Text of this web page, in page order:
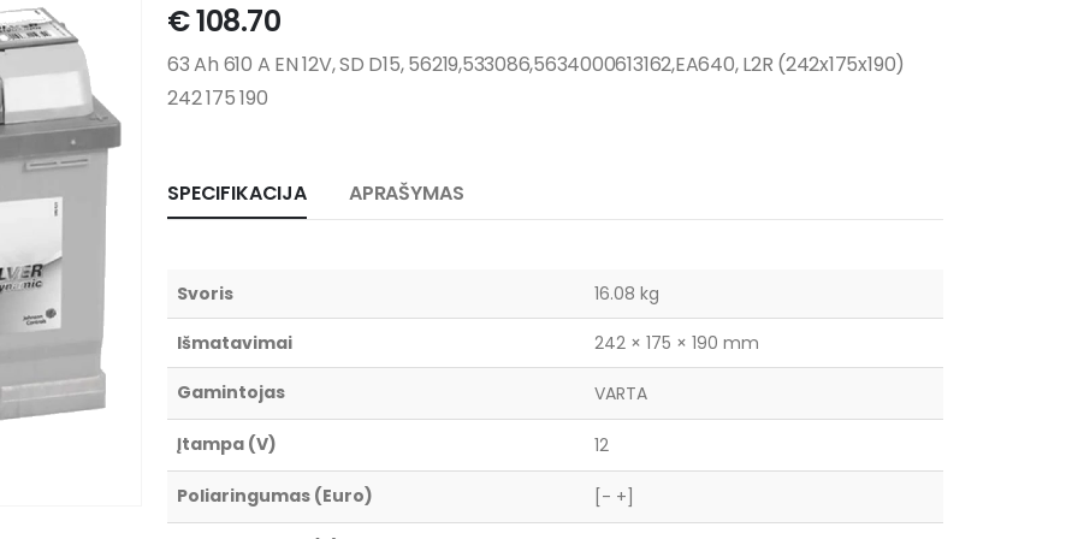
€108.70
63 Ah 610 A EN 12V, SD D15, 56219,533086,5634000613162,EA640, L2R (242x175x190)
242 175 190
SPECIFIKACIJA APRAŠYMAS
Svoris 16.08 kg
Išmatavimai 242 × 175 × 190 mm
Gamintojas VARTA
Įtampa (V) 12
Poliaringumas (Euro) [- +]